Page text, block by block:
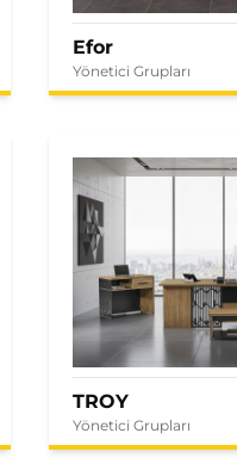
Efor
Yönetici Grupları
TROY
Yönetici Grupları